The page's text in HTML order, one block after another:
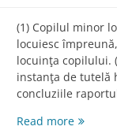
(1) Copilul minor
locuiesc
locuinţa copilului.
instanţa de tutelă
concluziile
Read moreArt.